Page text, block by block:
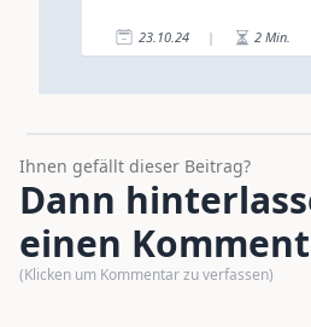
23.10.24 | 2 Min.
Ihnen gefällt dieser Beitrag?
Dann
einen
(Klicken um Kommentar zu verfassen)